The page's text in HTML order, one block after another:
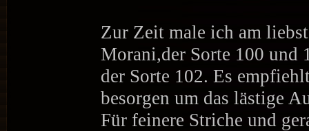
Zur Zeit male ich am
Morani,der Sorte 100 und
der Sorte 102. Es
besorgen um das lästige
Für feinere Striche und